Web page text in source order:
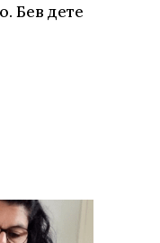
Бев дете